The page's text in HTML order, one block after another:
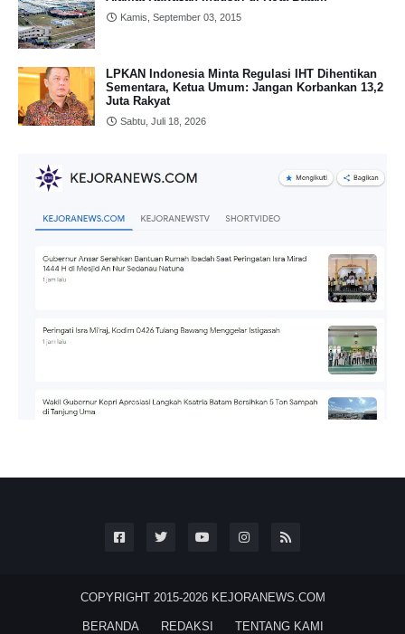
Kamis, September 03, 2015
LPKAN Indonesia Minta Regulasi IHT Dihentikan
Sementara, Ketua Umum: Jangan Korbankan 13,2
Juta Rakyat
Sabtu, Juli 18, 2026
COPYRIGHT 2015-2026 KEJORANEWS.COM
BERANDA REDAKSI TENTANG KAMI